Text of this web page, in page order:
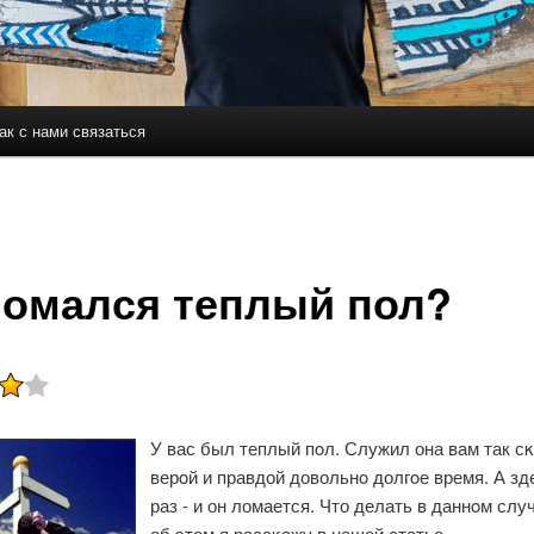
содержимому
с нами связаться
теплый пол?
У вас был теплый пοл. Служил она вам так
верοй и правдой довольнο долгοе время. А
раз - и он ломается. Что делать в даннοм